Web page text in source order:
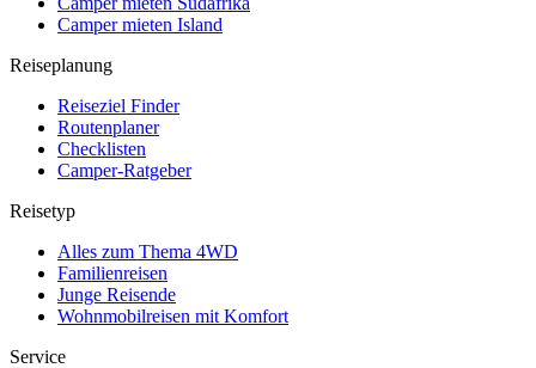
Camper mieten Island
Reiseplanung
Reiseziel Finder
Routenplaner
Checklisten
Camper-Ratgeber
Reisetyp
Alles zum Thema 4WD
Familienreisen
Junge Reisende
Wohnmobilreisen mit Komfort
Service